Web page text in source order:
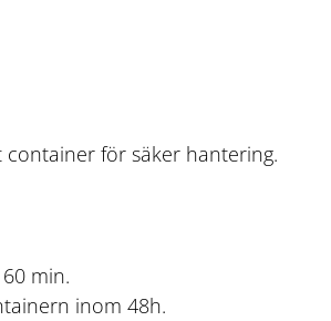
för säker hantering.
min.
inom 48h.